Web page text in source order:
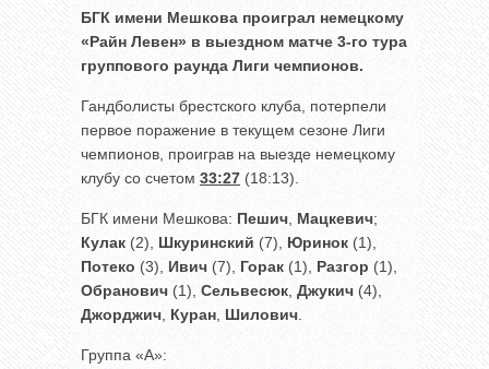
БГК имени Мешкова проиграл немецкому
«Райн Левен» в выездном матче 3-го тура
группового раунда Лиги чемпионов.
Гандболисты брестского клуба, потерпели
первое поражение в текущем сезоне Лиги
чемпионов, проиграв на выезде немецкому
клубу со счетом 33:27 (18:13).
БГК имени Мешкова: Пешич Мацкевич;
Кулак (2), Шкуринский (7), Юринок (1),
Потеко (3), Ивич (7), Горак (1), Разгор (1),
Обранович (1), Сельвесюк Джукич (4),
Джорджич Куран Шилович
Группа «А»: